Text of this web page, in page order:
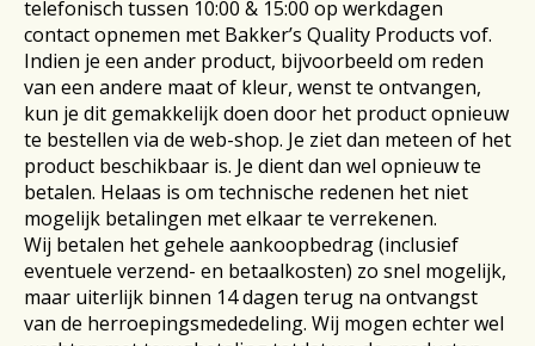
telefonisch tussen 10:00 & 15:00 op werkdagen
contact opnemen met Bakker’s Quality Products vof.
Indien je een ander product, bijvoorbeeld om reden
van een andere maat of kleur, wenst te ontvangen,
kun je dit gemakkelijk doen door het product opnieuw
te bestellen via de web-shop. Je ziet dan meteen of het
product beschikbaar is. Je dient dan wel opnieuw te
betalen. Helaas is om technische redenen het niet
mogelijk betalingen met elkaar te verrekenen.
Wij betalen het gehele aankoopbedrag (inclusief
eventuele verzend- en betaalkosten) zo snel mogelijk,
maar uiterlijk binnen 14 dagen terug na ontvangst
van de herroepingsmededeling. Wij mogen echter wel